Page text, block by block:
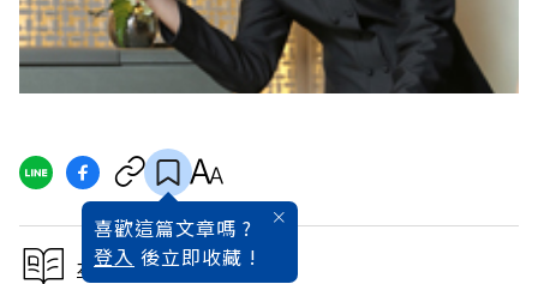
喜歡這篇文章嗎 ?
登入 後立即收藏 !
本文出自金牌服務員50